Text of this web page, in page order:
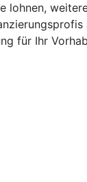
für Ihr